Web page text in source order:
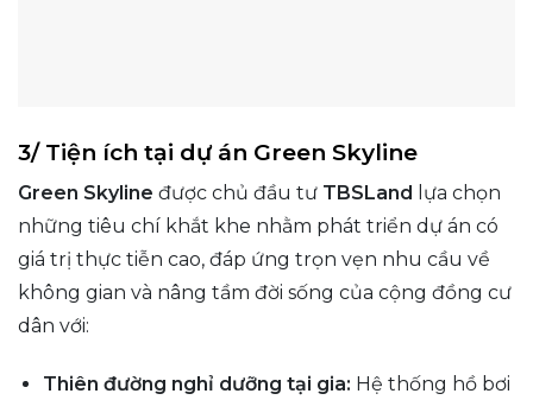
3/ Tiện ích tại dự án Green Skyline
Green Skyline được chủ đầu tư TBSLand
lựa chọn
những tiêu chí khắt khe nhằm phát triển dự án có
giá trị thực tiễn cao, đáp ứng trọn vẹn nhu cầu về
không gian và nâng tầm đời sống của cộng đồng cư
dân với:
Thiên đường nghỉ dưỡng tại gia: Hệ thống hồ bơi